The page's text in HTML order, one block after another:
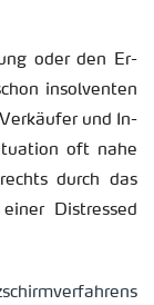
oder den Er­
in­sol­ven­ten
und In­
oft nahe
durch das
Dis­tres­sed